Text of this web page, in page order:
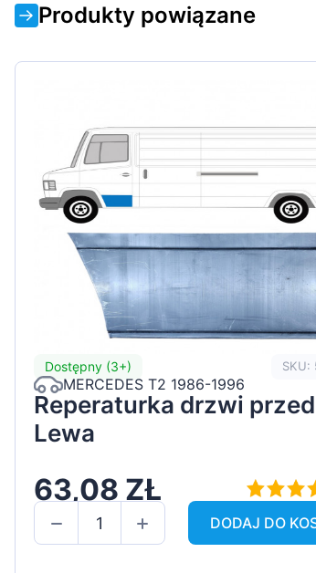
Produkty powiązane
Dostępny (3+) SKU:
MERCEDES T2 1986-1996
Reperaturka drzwi
Lewa
63,08 ZŁ
DODAJ DO